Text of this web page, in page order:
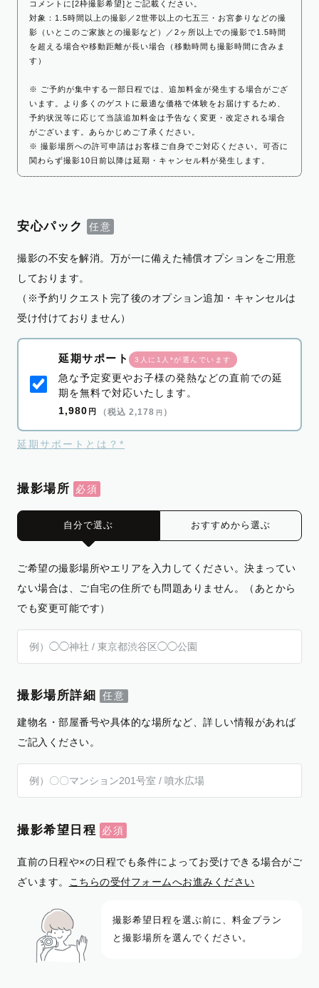
コメントに[2枠撮影希望]とご記載ください。
対象：1.5時間以上の撮影／2世帯以上の七五三・お宮参りなどの撮
影（いとこのご家族との撮影など）／2ヶ所以上での撮影で1.5時間
を超える場合や移動距離が長い場合（移動時間も撮影時間に含みま
す）
※ ご予約が集中する一部日程では、追加料金が発生する場合がござ
います。より多くのゲストに最適な価格で体験をお届けするため、
予約状況等に応じて当該追加料金は予告なく変更・改定される場合
がございます。あらかじめご了承ください。
※ 撮影場所への許可申請はお客様ご自身でご対応ください。可否に
関わらず撮影10日前以降は延期・キャンセル料が発生します。
安心パック
撮影の不安を解消。万が一に備えた補償オプションをご用意
しております。
（※予約リクエスト完了後のオプション追加・キャンセルは
受け付けておりません）
延期サポート 3人に1人*が選んでいます
急な予定変更やお子様の発熱などの直前での延
期を無料で対応いたします。
1,980 円 （税込 2,178 円 ）
延期サポートとは？*
撮影場所
自分で選ぶ おすすめから選ぶ
ご希望の撮影場所やエリアを入力してください。決まってい
ない場合は、ご自宅の住所でも問題ありません。（あとから
でも変更可能です）
撮影場所詳細
建物名・部屋番号や具体的な場所など、詳しい情報があれば
ご記入ください。
撮影希望日程
直前の日程や×の日程でも条件によってお受けできる場合がご
ざいます。
こちらの受付フォームへお進みください
撮影希望日程を選ぶ前に、料金プラン
と撮影場所を選んでください。